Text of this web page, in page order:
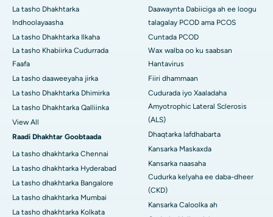
La tasho Dhakhtarka
Indhoolayaasha
La tasho Dhakhtarka Ilkaha
La tasho Khabiirka Cudurrada
Faafa
La tasho daaweeyaha jirka
La tasho Dhakhtarka Dhimirka
La tasho Dhakhtarka Qalliinka
View All
Raadi Dhakhtar Goobtaada
La tasho dhakhtarka Chennai
La tasho dhakhtarka Hyderabad
La tasho dhakhtarka Bangalore
La tasho dhakhtarka Mumbai
La tasho dhakhtarka Kolkata
Daawaynta Dabiiciga ah ee loogu
talagalay PCOD ama PCOS
Cuntada PCOD
Wax walba oo ku saabsan
Hantavirus
Fiiri dhammaan
Cudurada iyo Xaaladaha
Amyotrophic Lateral Sclerosis
(ALS)
Dhaqtarka lafdhabarta
Kansarka Maskaxda
Kansarka naasaha
Cudurka kelyaha ee daba-dheer
(CKD)
Kansarka Caloolka ah